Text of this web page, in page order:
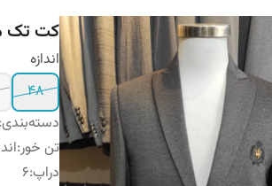
کت تک
اندازه
48
دسته‌بندی:
تن خور:
دراپ:
6